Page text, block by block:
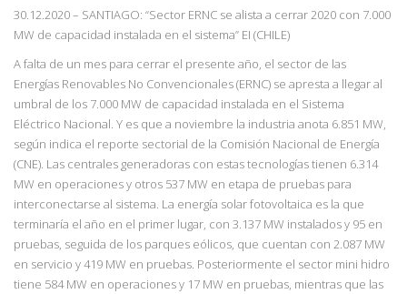
30.12.2020 – SANTIAGO: “Sector ERNC se alista a cerrar 2020 con 7.000
MW de capacidad instalada en el sistema” EI (CHILE)
A falta de un mes para cerrar el presente año, el sector de las
Energías Renovables No Convencionales (ERNC) se apresta a llegar al
umbral de los 7.000 MW de capacidad instalada en el Sistema
Eléctrico Nacional. Y es que a noviembre la industria anota 6.851 MW,
según indica el reporte sectorial de la Comisión Nacional de Energía
(CNE). Las centrales generadoras con estas tecnologías tienen 6.314
MW en operaciones y otros 537 MW en etapa de pruebas para
interconectarse al sistema. La energía solar fotovoltaica es la que
terminaría el año en el primer lugar, con 3.137 MW instalados y 95 en
pruebas, seguida de los parques eólicos, que cuentan con 2.087 MW
en servicio y 419 MW en pruebas. Posteriormente el sector mini hidro
tiene 584 MW en operaciones y 17 MW en pruebas, mientras que las